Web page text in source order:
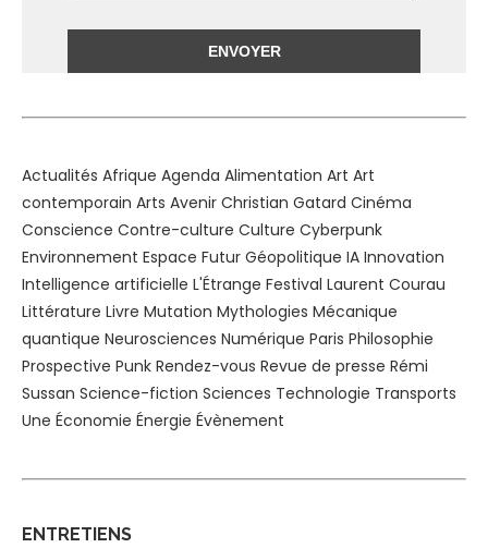
Actualités Afrique Agenda Alimentation Art Art
contemporain Arts Avenir Christian Gatard Cinéma
Conscience Contre-culture Culture Cyberpunk
Environnement Espace Futur Géopolitique IA Innovation
Intelligence artificielle L'Étrange Festival Laurent Courau
Littérature Livre Mutation Mythologies Mécanique
quantique Neurosciences Numérique Paris Philosophie
Prospective Punk Rendez-vous Revue de presse Rémi
Sussan Science-fiction Sciences Technologie Transports
Une Économie Énergie Évènement
ENTRETIENS